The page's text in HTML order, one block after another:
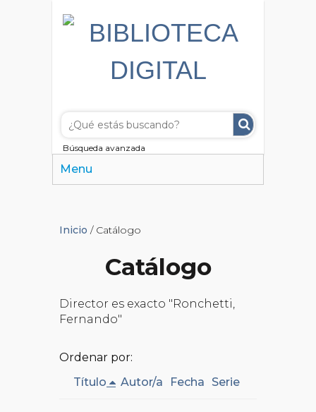
Búsqueda avanzada
Menu
Inicio / Catálogo
Catálogo
Director es exacto "Ronchetti,
Fernando"
Ordenar por:
Título
Autor/a Fecha Serie